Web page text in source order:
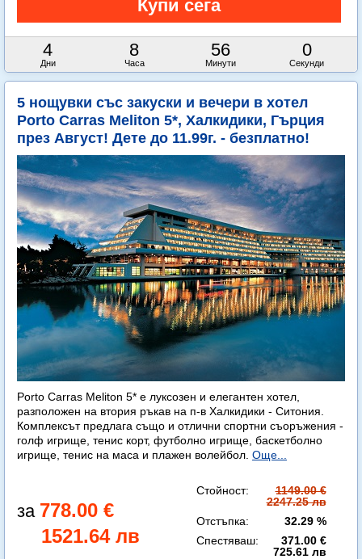
4
Дни
8
Часа
55
Минути
58
Секунди
5 нощувки със закуски и вечери в хотел
Porto Carras Meliton 5*, Халкидики, Гърция
през Август! Дете до 11.99г. - безплатно!
Porto Carras Meliton 5* е луксозен и елегантен хотел,
разположен на втория ръкав на п-в Халкидики - Ситония.
Комплексът предлага също и отлични спортни съоръжения -
голф игрище, тенис корт, футболно игрище, баскетболно
игрище, тенис на маса и плажен волейбол. Още...
778.00 €
1521.64 лв
Стойност:
1149.00 €
2247.25 лв
Отстъпка:
32.29 %
Спестяваш:
371.00 €
725.61 лв